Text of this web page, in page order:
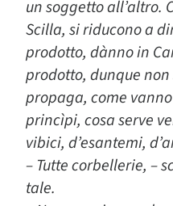
un soggetto all’altro.
Scilla, si riducono a
prodotto, dànno in
prodotto, dunque
propaga, come
princìpi, cosa serve
vibici, d’esantemi,
– Tutte corbellerie, –
tale.